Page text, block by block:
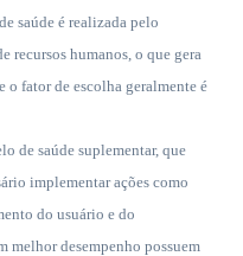
saúde é realizada pelo
recursos humanos, o que gera
o fator de escolha geralmente é
de saúde suplementar, que
implementar ações como
do usuário e do
melhor desempenho possuem